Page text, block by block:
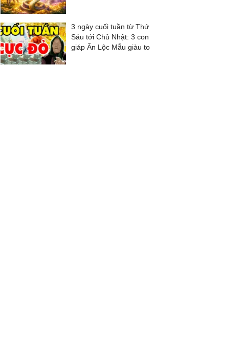
3 ngày cuối tuần từ Thứ
Sáu tới Chủ Nhật: 3 con
giáp Ăn Lộc Mẫu giàu to